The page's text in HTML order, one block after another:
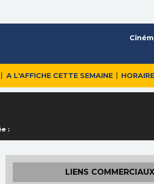
| A L'AFFICHE CETTE SEMAINE |
:
LIENS COMMERCIAUX